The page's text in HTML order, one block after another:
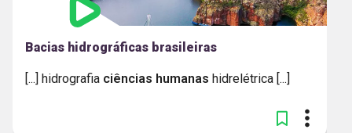
Bacias hidrográficas brasileiras
[...] hidrografia ciências humanas hidrelétrica [...]